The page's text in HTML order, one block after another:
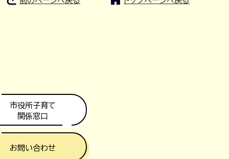
市役所子育て
関係窓口
お問い合わせ